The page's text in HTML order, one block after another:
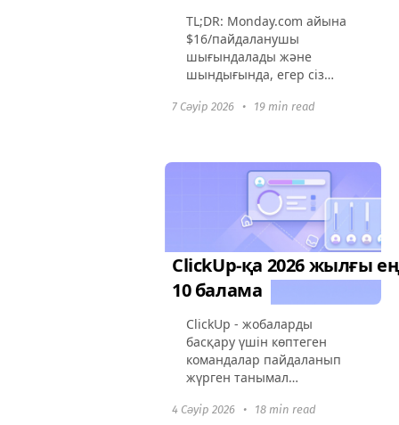
TL;DR: Monday.com айына
$16/пайдаланушы
шығындалады және
шындығында, егер сіз
артықшылықтарға зиян
көрдім - біреуі 56% арзан,
7 Сәуір 2026 • 19 min read
ClickUp-қа 2026 жылғы
10 балама
ClickUp - жобаларды
басқару үшін көптеген
командалар пайдаланып
жүрген танымал
Бұл тапсырмаларды жасау
4 Сәуір 2026 • 18 min read